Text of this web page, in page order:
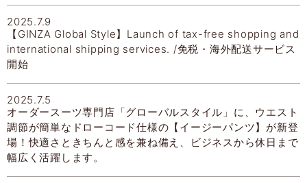
2025.7.9
【GINZA Global Style】Launch of tax-free shopping and
international shipping services. /免税・海外配送サービス
開始
2025.7.5
オーダースーツ専門店「グローバルスタイル」に、ウエスト
調節が簡単なドローコード仕様の【イージーパンツ】が新登
場！快適さときちんと感を兼ね備え、ビジネスから休日まで
幅広く活躍します。